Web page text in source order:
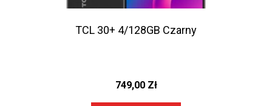
TCL 30+ 4/128GB Czarny
749,00 Zł